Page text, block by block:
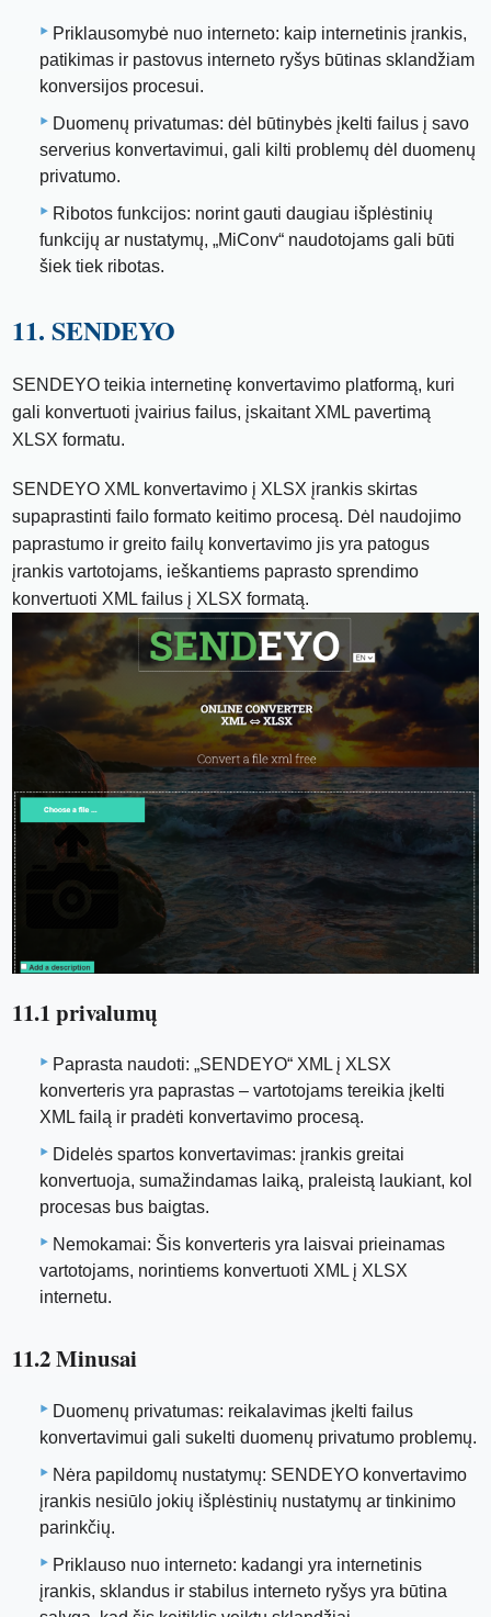
Priklausomybė nuo interneto: kaip internetinis įrankis,
patikimas ir pastovus interneto ryšys būtinas sklandžiam
konversijos procesui.
Duomenų privatumas: dėl būtinybės įkelti failus į savo
serverius konvertavimui, gali kilti problemų dėl duomenų
privatumo.
Ribotos funkcijos: norint gauti daugiau išplėstinių
funkcijų ar nustatymų, „MiConv“ naudotojams gali būti
šiek tiek ribotas.
11. SENDEYO
SENDEYO teikia internetinę konvertavimo platformą, kuri
gali konvertuoti įvairius failus, įskaitant XML pavertimą
XLSX formatu.
SENDEYO XML konvertavimo į XLSX įrankis skirtas
supaprastinti failo formato keitimo procesą. Dėl naudojimo
paprastumo ir greito failų konvertavimo jis yra patogus
įrankis vartotojams, ieškantiems paprasto sprendimo
konvertuoti XML failus į XLSX formatą.
11.1 privalumų
Paprasta naudoti: „SENDEYO“ XML į XLSX
konverteris yra paprastas – vartotojams tereikia įkelti
XML failą ir pradėti konvertavimo procesą.
Didelės spartos konvertavimas: įrankis greitai
konvertuoja, sumažindamas laiką, praleistą laukiant, kol
procesas bus baigtas.
Nemokamai: Šis konverteris yra laisvai prieinamas
vartotojams, norintiems konvertuoti XML į XLSX
internetu.
11.2 Minusai
Duomenų privatumas: reikalavimas įkelti failus
konvertavimui gali sukelti duomenų privatumo problemų.
Nėra papildomų nustatymų: SENDEYO konvertavimo
įrankis nesiūlo jokių išplėstinių nustatymų ar tinkinimo
parinkčių.
Priklauso nuo interneto: kadangi yra internetinis
įrankis, sklandus ir stabilus interneto ryšys yra būtina